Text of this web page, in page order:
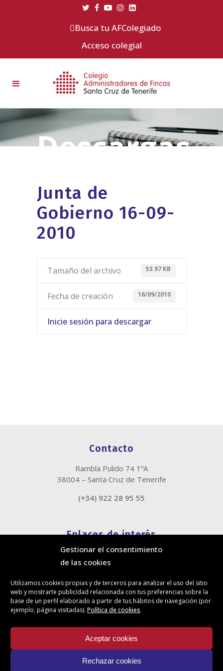
Gestionar el consentimiento
de las cookies
Utilizamos cookies propias y de terceros para analizar el uso del sitio
web y mostrarte publicidad relacionada con tus preferencias sobre la
base de un perfil elaborado a partir de tus hábitos de navegación (por
ejemplo, página visitadas). Política de cookies
Aceptar cookies
Rechazar cookies
Busca tu AFColegiado
Acceso colegial
Junta de
Gobierno 16-09-
2010
Tamaño del archivo 53.97 KB
Fecha de creación 16/09/2010
Inicie sesión para descargar
Contacto
Rambla Pulido 74 1ºA
38004 – Santa Cruz de Tenerife
(+34) 922 28 95 55
Enlaces de interés
Política de cookies
Política de privacidad
Canal de denuncias
Protección de privacidad en redes sociales
Síguenos